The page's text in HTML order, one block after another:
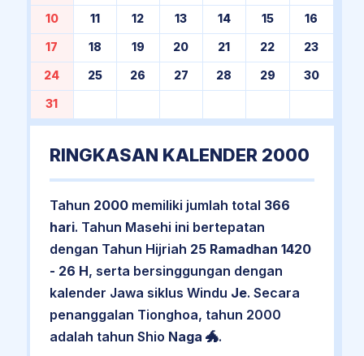
10 11 12 13 14 15 16
17 18 19 20 21 22 23
24 25 26 27 28 29 30
31
RINGKASAN KALENDER 2000
Tahun 2000memiliki jumlah total 366
hari. Tahun Masehi ini bertepatan
dengan Tahun Hijriah 25 Ramadhan 1420
- 26 H, serta bersinggungan dengan
kalender Jawa siklus Windu Je. Secara
penanggalan Tionghoa, tahun 2000
adalah tahun Shio Naga 🐲.